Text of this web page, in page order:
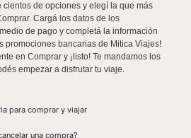
cientos de opciones y elegí la que más
Cargá los datos de los
de pago y completá la información
promociones bancarias de Mitica Viajes!
en Comprar y ¡listo! Te mandamos los
empezar a disfrutar tu viaje.
para comprar y viajar
una compra?